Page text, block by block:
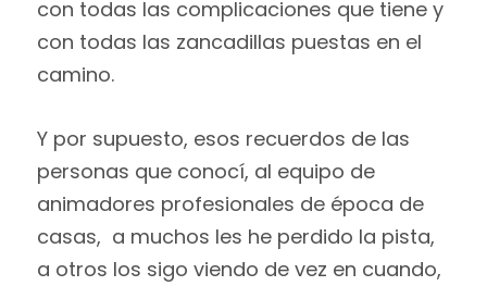
con todas las complicaciones que tiene y
con todas las zancadillas puestas en el
camino.
Y por supuesto, esos recuerdos de las
personas que conocí, al equipo de
animadores profesionales de época de
casas, a muchos les he perdido la pista,
a otros los sigo viendo de vez en cuando,